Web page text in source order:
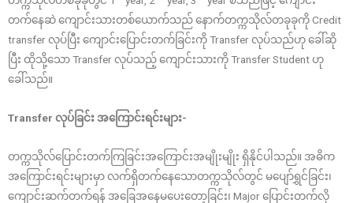
တက်နေဆဲ ကျောင်းသားတစ်ယောက်သည် နောက်တက္ကသိုလ်တခုခုကို Credit
transfer လုပ်ပြီး ကျောင်း‌ပြောင်းတက်ခြင်းကို Transfer လုပ်သည်ဟု ခေါ်ဆို
ပြီး ထိုသို့သော Transfer လုပ်သည့် ကျောင်းသားကို Transfer Student ဟု
ခေါ်သည်။
Transfer လုပ်ခြင်း အကြောင်းရင်းများ-
တက္ကသိုလ်ပြောင်းတက်ကြခြင်းအကြောင်းအမျိုးမျိုး ရှိနိုင်ပါသည်။ အဓိက
အ‌ကြောင်းရင်းများမှာ လက်ရှိတက်နေသောတက္ကသိုလ်တွင် မပျော်ရွှင်ခြင်း၊
ကျောင်းဆက်တက်ရန် အခြေအနေမပေးတော့ခြင်း၊ Major ပြောင်းတက်လို